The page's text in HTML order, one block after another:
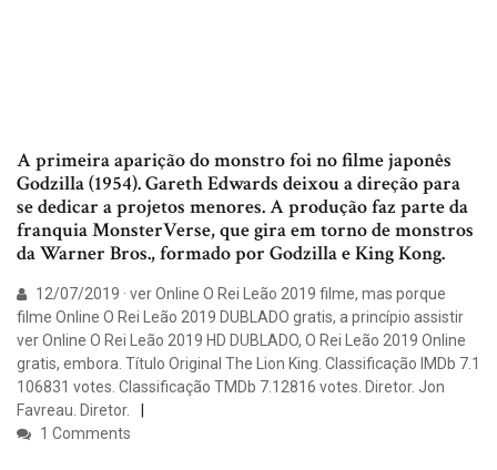
A primeira aparição do monstro foi no filme japonês
Godzilla (1954). Gareth Edwards deixou a direção para
se dedicar a projetos menores. A produção faz parte da
franquia MonsterVerse, que gira em torno de monstros
da Warner Bros., formado por Godzilla e King Kong.
12/07/2019 · ver Online O Rei Leão 2019 filme, mas porque
filme Online O Rei Leão 2019 DUBLADO gratis, a princípio assistir
ver Online O Rei Leão 2019 HD DUBLADO, O Rei Leão 2019 Online
gratis, embora. Título Original The Lion King. Classificação IMDb 7.1
106831 votes. Classificação TMDb 7.12816 votes. Diretor. Jon
Favreau. Diretor.
1 Comments